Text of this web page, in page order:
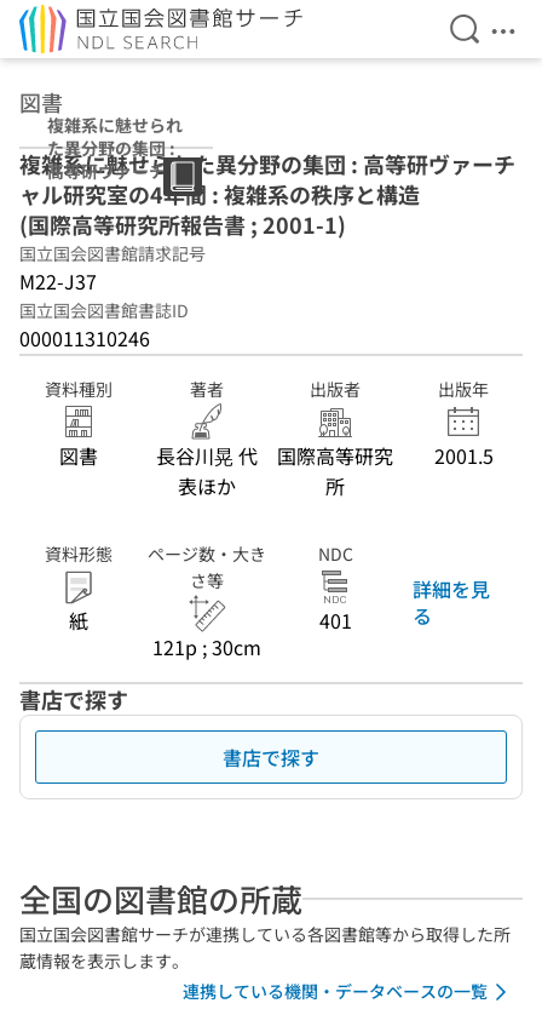
検索を
メ
図書
複雑系に魅せられ
た異分野の集団 :
高等研ヴァーチャ
ル研究室の4年間 :
複雑系の秩序と構
造 (国際高等研究
所報告書 ; 2001-
1)
複雑系に魅せられた異分野の集団 : 高等研ヴァーチ
ャル研究室の4年間 : 複雑系の秩序と構造
(国際高等研究所報告書 ; 2001-1)
国立国会図書館請求記号
M22-J37
国立国会図書館書誌ID
000011310246
資料種別
図書
著者
長谷川晃 代
表ほか
出版者
国際高等研究
所
出版年
2001.5
資料形態
紙
ページ数・大き
さ等
121p ; 30cm
NDC
401
詳細を見
る
書店で探す
書店で探す
全国の図書館の所蔵
国立国会図書館サーチが連携している各図書館等から取得した所
蔵情報を表示します。
連携している機関・データベースの一覧